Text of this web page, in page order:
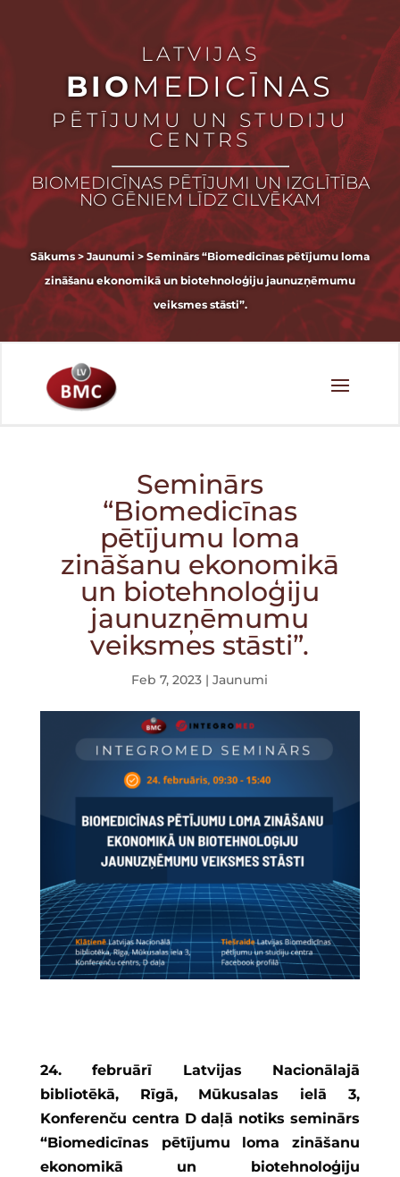
LATVIJAS
BIOMEDICĪNAS
PĒTĪJUMU UN STUDIJU
CENTRS
BIOMEDICĪNAS PĒTĪJUMI UN IZGLĪTĪBA
NO GĒNIEM LĪDZ CILVĒKAM
Sākums > Jaunumi > Seminārs “Biomedicīnas pētījumu loma
zināšanu ekonomikā un biotehnoloģiju jaunuzņēmumu
veiksmes stāsti”.
Seminārs
“Biomedicīnas
pētījumu loma
zināšanu ekonomikā
un biotehnoloģiju
jaunuzņēmumu
veiksmes stāsti”.
Feb 7, 2023 |Jaunumi
24. februārī Latvijas Nacionālajā
bibliotēkā, Rīgā, Mūkusalas ielā 3,
Konferenču centra D daļā notiks seminārs
“Biomedicīnas pētījumu loma zināšanu
ekonomikā un biotehnoloģiju